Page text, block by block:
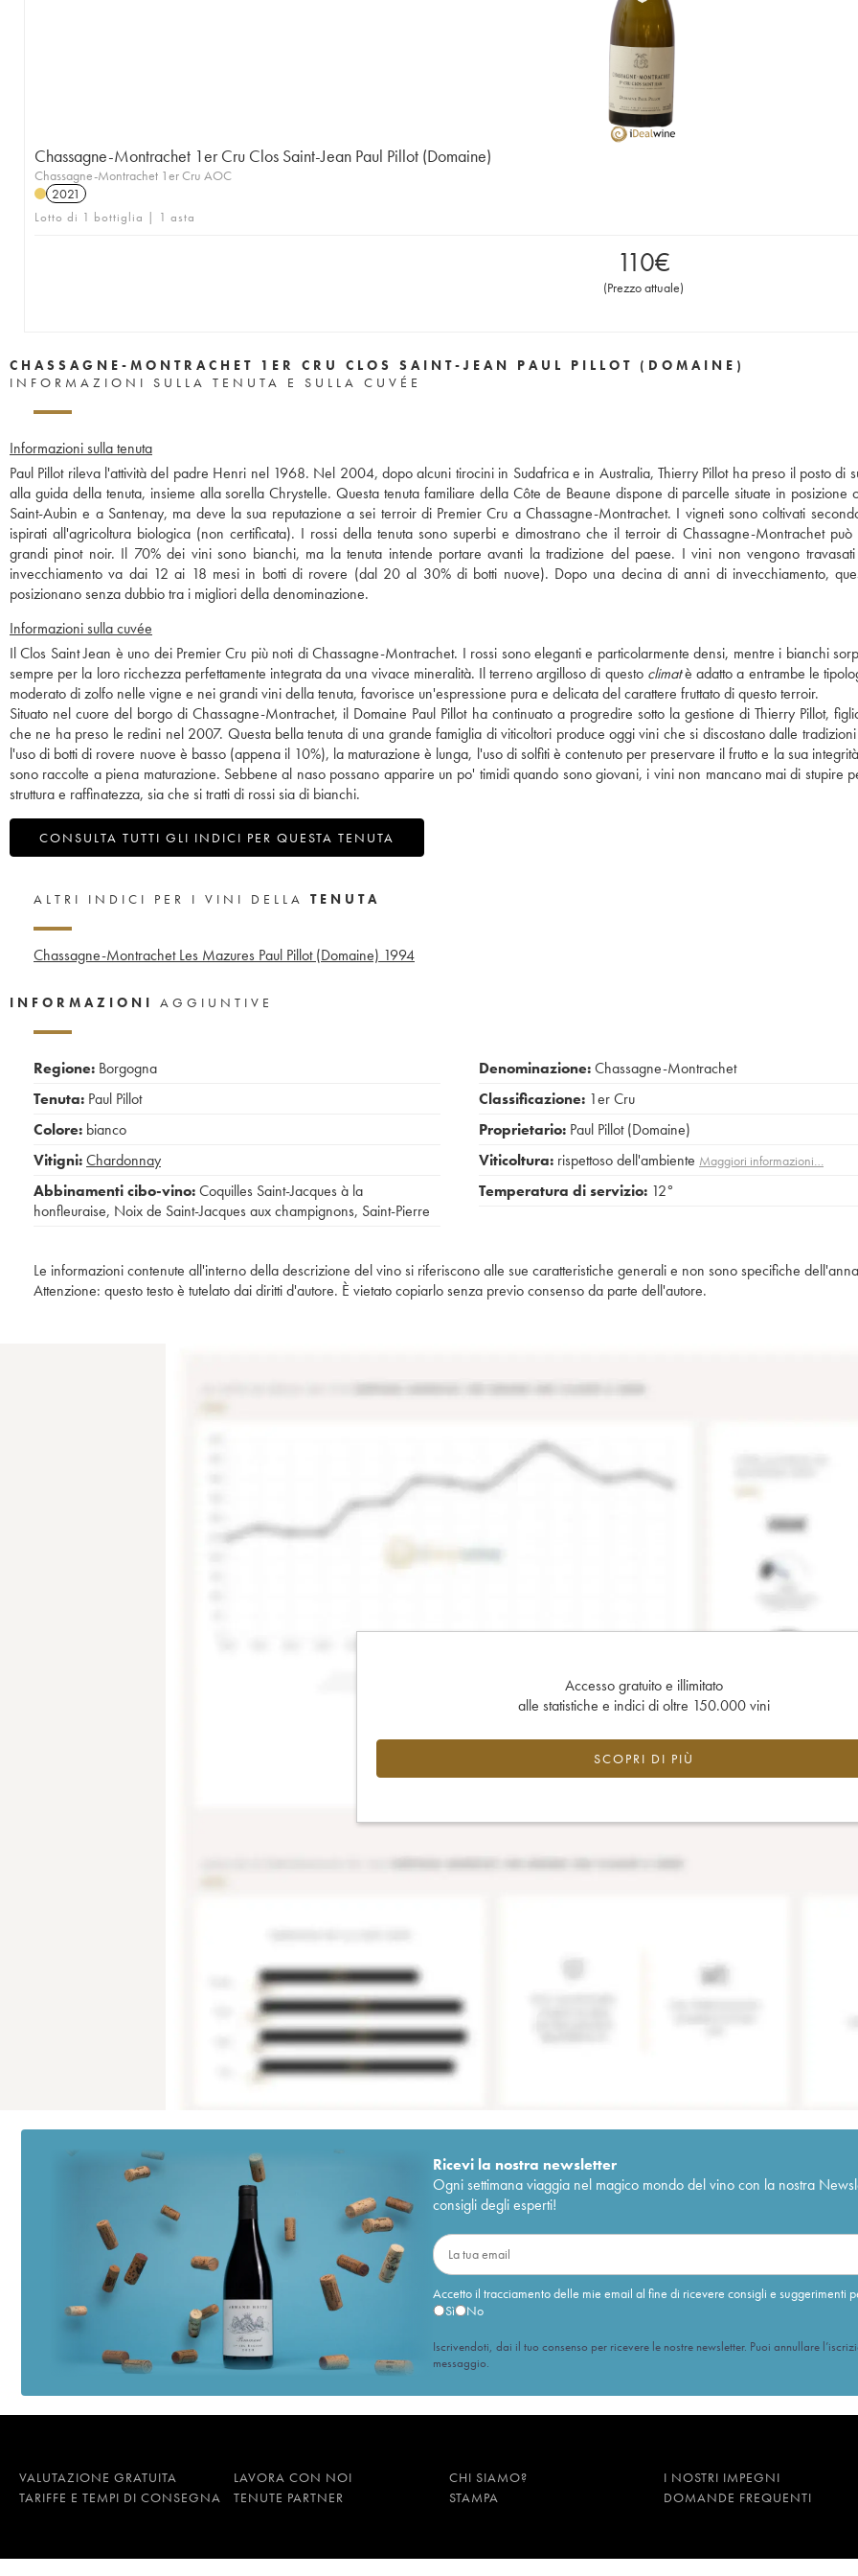
Chassagne-Montrachet 1er Cru Clos Saint-Jean Paul Pillot (Domaine)
Chassagne-Montrachet 1er Cru AOC
2021
Lotto di 1 bottiglia | 1 asta
110€
(Prezzo attuale)
CHASSAGNE-MONTRACHET 1ER CRU CLOS SAINT-JEAN PAUL PILLOT (DOMAINE)
INFORMAZIONI SULLA TENUTA E SULLA CUVÉE
Informazioni sulla tenuta
Paul Pillot rileva l'attività del padre Henri nel 1968. Nel 2004, dopo alcuni tirocini in Sudafrica e in Australia, Thierry Pillot ha preso il posto di
alla guida della tenuta, insieme alla sorella Chrystelle. Questa tenuta familiare della Côte de Beaune dispone di parcelle situate in posizione
Saint-Aubin e a Santenay, ma deve la sua reputazione a sei terroir di Premier Cru a Chassagne-Montrachet. I vigneti sono coltivati
ispirati all'agricoltura biologica (non certificata). I rossi della tenuta sono superbi e dimostrano che il terroir di Chassagne-Montrachet può
grandi pinot noir. Il 70% dei vini sono bianchi, ma la tenuta intende portare avanti la tradizione del paese. I vini non vengono
invecchiamento va dai 12 ai 18 mesi in botti di rovere (dal 20 al 30% di botti nuove). Dopo una decina di anni di invecchiamento,
posizionano senza dubbio tra i migliori della denominazione.
Informazioni sulla cuvée
Il Clos Saint Jean è uno dei Premier Cru più noti di Chassagne-Montrachet. I rossi sono eleganti e particolarmente densi, mentre i bianchi
sempre per la loro ricchezza perfettamente integrata da una vivace mineralità. Il terreno argilloso di questo climatè adatto a entrambe le
moderato di zolfo nelle vigne e nei grandi vini della tenuta, favorisce un'espressione pura e delicata del carattere fruttato di questo terroir.
Situato nel cuore del borgo di Chassagne-Montrachet, il Domaine Paul Pillot ha continuato a progredire sotto la gestione di Thierry Pillot,
che ne ha preso le redini nel 2007. Questa bella tenuta di una grande famiglia di viticoltori produce oggi vini che si discostano dalle
l'uso di botti di rovere nuove è basso (appena il 10%), la maturazione è lunga, l'uso di solfiti è contenuto per preservare il frutto e la sua
sono raccolte a piena maturazione. Sebbene al naso possano apparire un po' timidi quando sono giovani, i vini non mancano mai di stupire
struttura e raffinatezza, sia che si tratti di rossi sia di bianchi.
CONSULTA TUTTI GLI INDICI PER QUESTA TENUTA
ALTRI INDICI PER I VINI DELLA TENUTA
Chassagne-Montrachet Les Mazures Paul Pillot (Domaine) 1994
INFORMAZIONI AGGIUNTIVE
Regione: Borgogna
Tenuta: Paul Pillot
Colore: bianco
Vitigni:Chardonnay
Abbinamenti cibo-vino:Coquilles Saint-Jacques à la
honfleuraise, Noix de Saint-Jacques aux champignons, Saint-Pierre
Denominazione:Chassagne-Montrachet
Classificazione: 1er Cru
Proprietario: Paul Pillot (Domaine)
Viticoltura: rispettoso dell'ambiente Maggiori informazioni…
Temperatura di servizio: 12°
Le informazioni contenute all'interno della descrizione del vino si riferiscono alle sue caratteristiche generali e non sono specifiche
Attenzione: questo testo è tutelato dai diritti d'autore. È vietato copiarlo senza previo consenso da parte dell'autore.
Accesso gratuito e illimitato
alle statistiche e indici di oltre 150.000 vini
SCOPRI DI PIÙ
Ricevi la nostra newsletter
Ogni settimana viaggia nel magico mondo del vino con la nostra
consigli degli esperti!
Accetto il tracciamento delle mie email al fine di ricevere consigli e suggerimenti
Sì
No
Iscrivendoti, dai il tuo consenso per ricevere le nostre newsletter. Puoi annullare
messaggio.
VALUTAZIONE GRATUITA LAVORA CON NOI CHI SIAMO?
I NOSTRI IMPEGNI
TARIFFE E TEMPI DI CONSEGNA
TENUTE PARTNER STAMPA DOMANDE FREQUENTI